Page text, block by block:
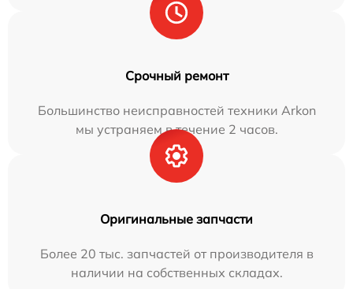
Срочный ремонт
Большинство неисправностей техники Arkon
мы устраняем в течение 2 часов.
Оригинальные запчасти
Более 20 тыс. запчастей от производителя в
наличии на собственных складах.